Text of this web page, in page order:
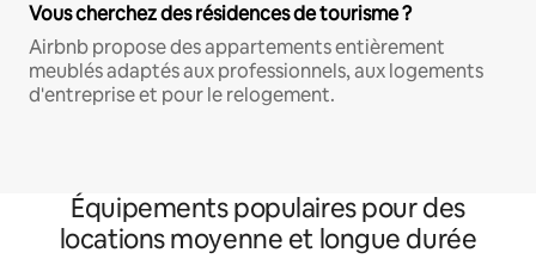
Vous cherchez des résidences de tourisme ?
Airbnb propose des appartements entièrement
meublés adaptés aux professionnels, aux logements
d'entreprise et pour le relogement.
Équipements populaires pour des
locations moyenne et longue durée